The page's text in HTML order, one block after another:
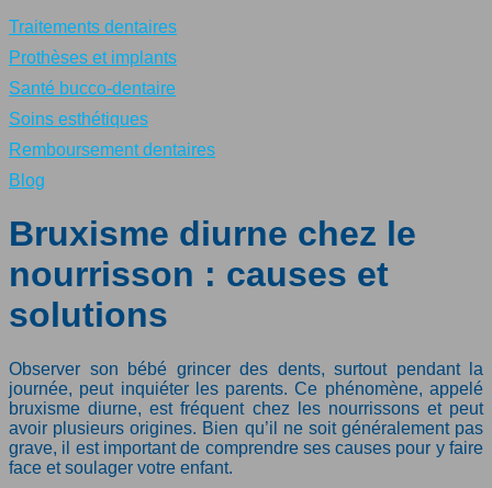
Traitements dentaires
Prothèses et implants
Santé bucco-dentaire
Soins esthétiques
Remboursement dentaires
Blog
Bruxisme diurne chez le
nourrisson : causes et
solutions
Observer son bébé grincer des dents, surtout pendant la
journée, peut inquiéter les parents. Ce phénomène, appelé
bruxisme diurne, est fréquent chez les nourrissons et peut
avoir plusieurs origines. Bien qu’il ne soit généralement pas
grave, il est important de comprendre ses causes pour y faire
face et soulager votre enfant.